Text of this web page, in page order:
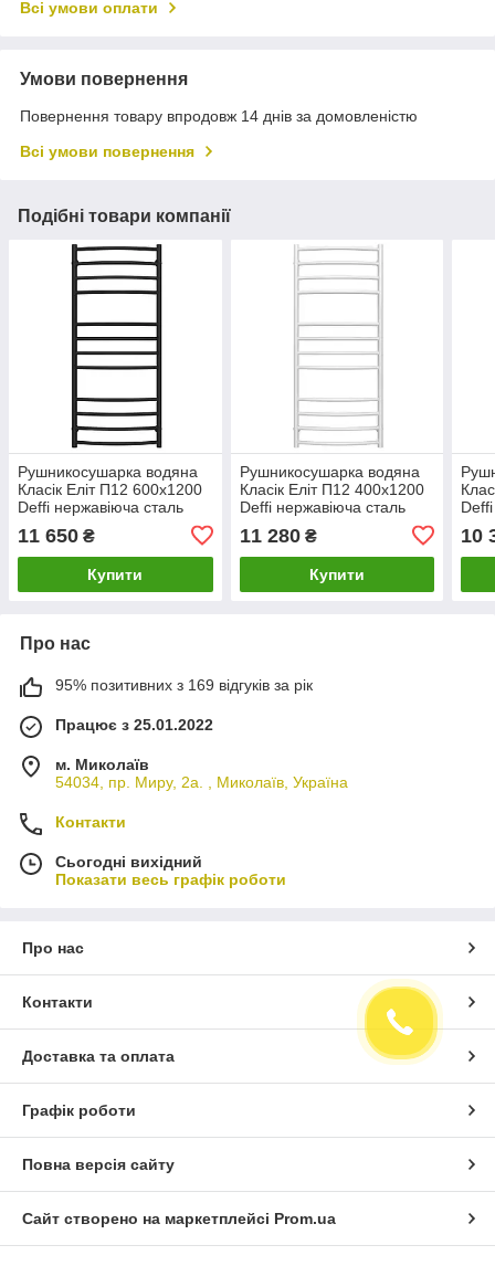
Всі умови оплати
Умови повернення
Повернення товару впродовж 14 днів за домовленістю
Всі умови повернення
Подібні товари компанії
Рушникосушарка водяна
Класік Еліт П12 600х1200
Deffi нержавіюча сталь
підключення)
11 650 ₴
Купити
Рушникосушарка водяна
Класік Еліт П12 400х1200
Deffi нержавіюча сталь
підключення)
11 280₴
Купити
10
Про нас
95% позитивних з 169 відгуків за рік
Працює з 25.01.2022
м. Миколаїв
54034, пр. Миру, 2а. , Миколаїв, Україна
Контакти
Сьогодні вихідний
Показати весь графік роботи
Про нас
Контакти
Доставка та оплата
Графік роботи
Повна версія сайту
Сайт створено на маркетплейсі Prom.ua